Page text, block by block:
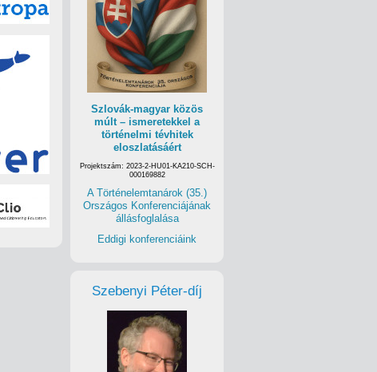
Szlovák-magyar közös
múlt – ismeretekkel a
történelmi tévhitek
eloszlatásáért
Projektszám: 2023-2-HU01-KA210-SCH-
000169882
A Történelemtanárok (35.)
Országos Konferenciájának
állásfoglalása
Eddigi konferenciáink
Szebenyi Péter-díj